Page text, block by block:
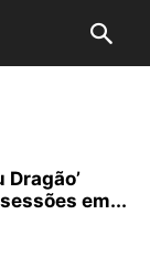
Dragão’
em...